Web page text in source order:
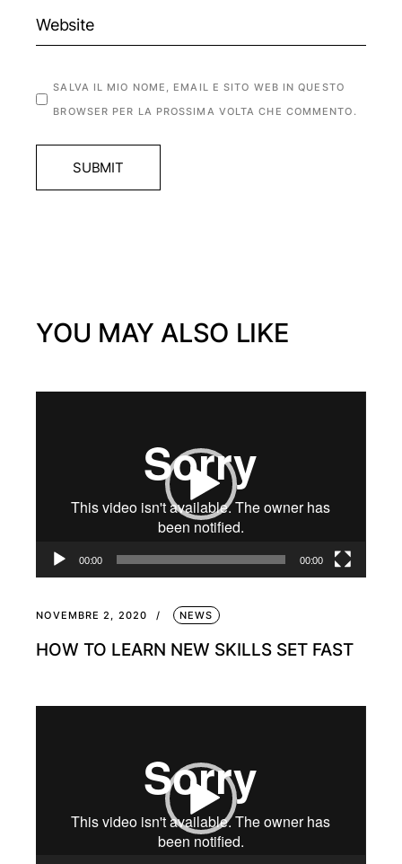
SALVA IL MIO NOME, EMAIL E SITO WEB IN QUESTO
BROWSER PER LA PROSSIMA VOLTA CHE COMMENTO.
SUBMIT
YOU MAY ALSO LIKE
00:00 00:00
NOVEMBRE 2, 2020 NEWS
HOW TO LEARN NEW SKILLS SET FAST